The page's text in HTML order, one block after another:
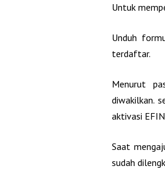
Untuk
Unduh
terdaftar.
Menurut
diwakilkan.
aktivasi
Saat
sudah